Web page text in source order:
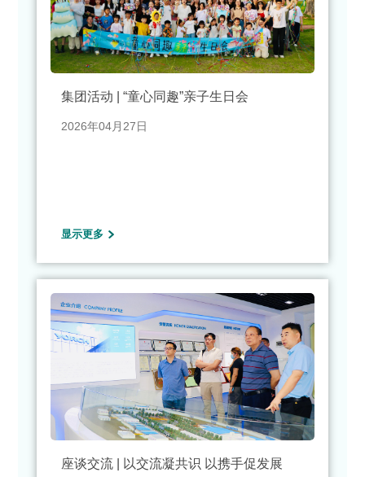
集团活动 | “童心同趣”亲子生日会
2026年04月27日
显示更多
座谈交流 | 以交流凝共识 以携手促发展